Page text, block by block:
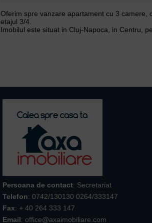
Oferim spre vanzare apartament cu 3 camere,
etajul 3/4.
Imobilul este situat in Cluj-Napoca, in Centru,
Persoana de contact: Secretariat
Telefon: 0742/130130 0264/333147
Fax: + 40 264 333 147
Email: office@axaimobiliare.com